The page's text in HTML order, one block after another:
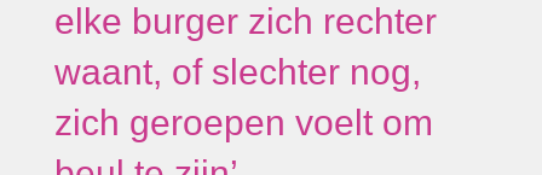
elke burger zich rechter
waant, of slechter nog,
zich geroepen voelt om